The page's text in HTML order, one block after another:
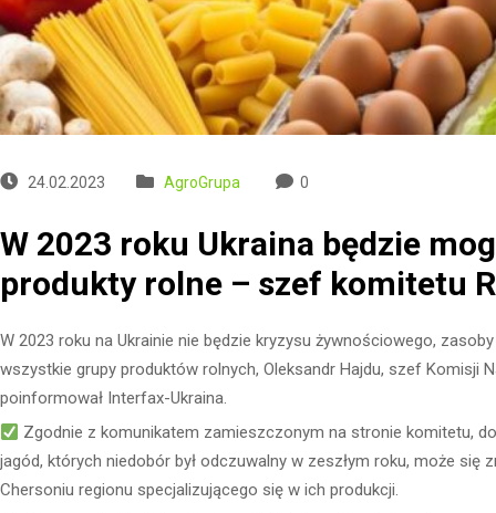
24.02.2023 AgroGrupa 0
W 2023 roku Ukraina będzie
produkty rolne – szef komitetu
W 2023 roku na Ukrainie nie będzie kryzysu żywnościowego,
wszystkie grupy produktów rolnych, Oleksandr Hajdu, szef Komisji
poinformował Interfax-Ukraina.
Zgodnie z komunikatem zamieszczonym na stronie komitetu,
jagód, których niedobór był odczuwalny w zeszłym roku, może
Chersoniu regionu specjalizującego się w ich produkcji.